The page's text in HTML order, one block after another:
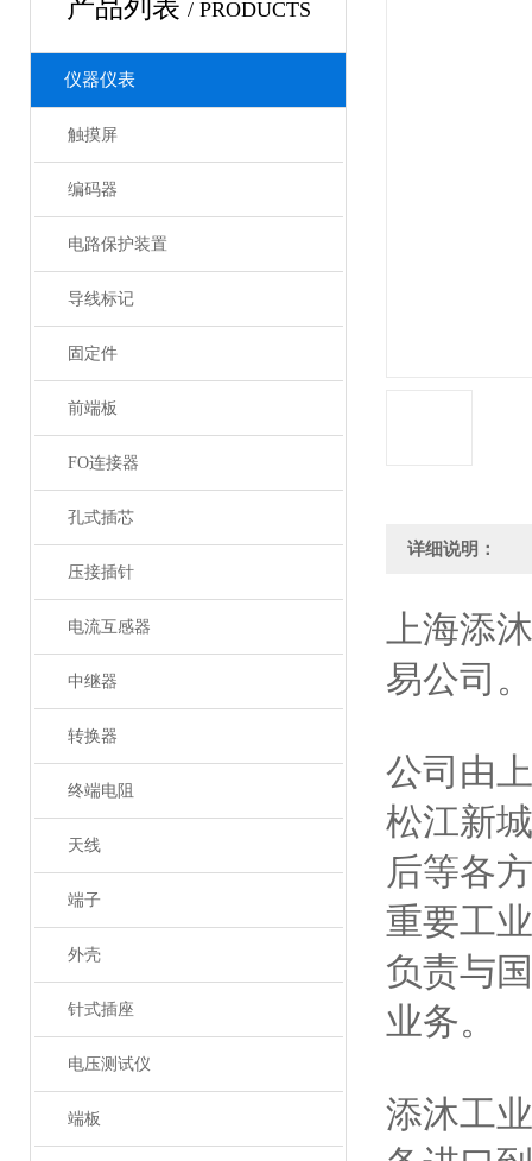
产品列表 / PRODUCTS
仪器仪表
触摸屏
编码器
电路保护装置
导线标记
固定件
前端板
FO连接器
孔式插芯
压接插针
电流互感器
中继器
转换器
终端电阻
天线
端子
外壳
针式插座
电压测试仪
端板
详细说明：
上海添
易公司。
公司由
松江新
后等各
重要工
负责与
业务。
添沐工